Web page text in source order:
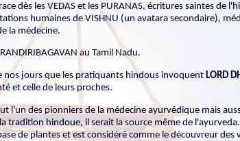
dès les VEDAS et les PURANAS, écritures saintes de
humaines de VISHNU (un avatara secondaire),
la médecine.
au Tamil Nadu.
nos jours que les pratiquants hindous invoquent LORD
et celle de leurs proches.
l'un des pionniers de la médecine ayurvédique mais
tradition hindoue, il serait la source même de
de plantes et est considéré comme le découvreur